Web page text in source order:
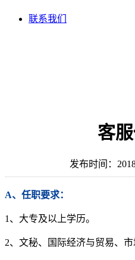
联系我们
客
发布时间：
A、任职要求：
1、大专及以上学历。
2、文秘、国际经济与贸易、市